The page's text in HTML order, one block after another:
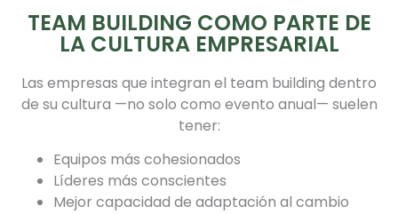
TEAM BUILDING COMO PARTE DE
LA CULTURA EMPRESARIAL
Las empresas que integran el team building dentro
de su cultura —no solo como evento anual— suelen
tener:
Equipos más cohesionados
Líderes más conscientes
Mejor capacidad de adaptación al cambio